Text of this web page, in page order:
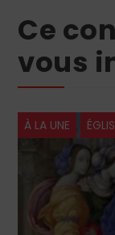
Ce
vous
À LA UNE